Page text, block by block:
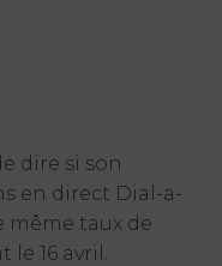
dire si son
en direct Dial-a-
même taux de
le 16 avril.